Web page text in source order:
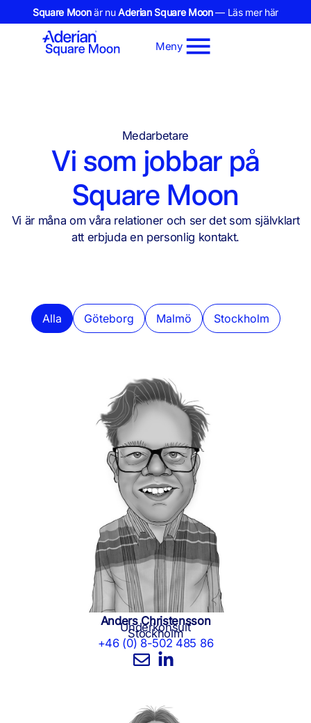
Square Moonär nuAderian Square Moon— Läs mer här
Meny
Medarbetare
Vi som jobbar på
Square Moon
Vi är måna om våra relationer och ser det som självklart
att erbjuda en personlig kontakt.
Göteborg Malmö Stockholm
Alla
Anders Christensson
Underkonsult
Stockholm
+46 (0) 8-502 485 86